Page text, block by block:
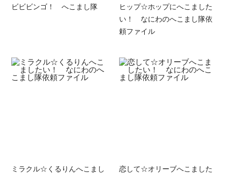
ビビビンゴ！ へこまし隊
ヒップ☆ホップにへこました
い！ なにわのへこまし隊依
頼ファイル
ミラクル☆くるりんへこまし
恋して☆オリーブへこました